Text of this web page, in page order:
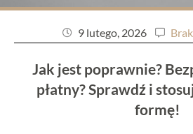
9 lutego, 2026
Jak jest poprawnie?
płatny? Sprawdź i
formę!